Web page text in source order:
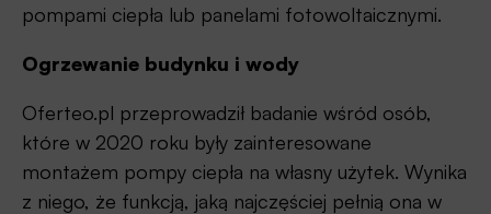
pompami ciepła lub panelami fotowoltaicznymi.
Ogrzewanie budynku i wody
Oferteo.pl przeprowadził badanie wśród osób,
które w 2020 roku były zainteresowane
montażem pompy ciepła na własny użytek. Wynika
z niego, że funkcją, jaką najczęściej pełnią ona w